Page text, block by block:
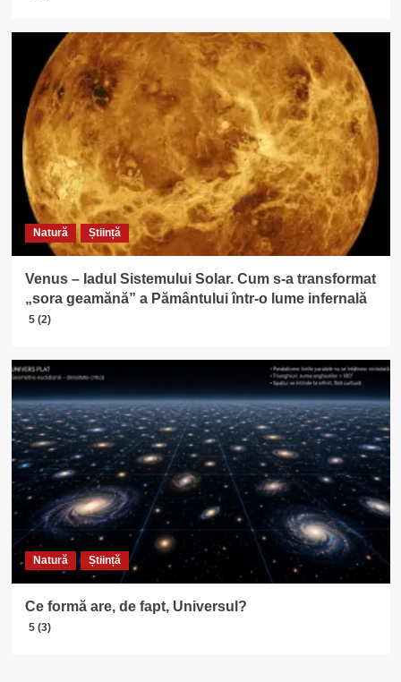
Natură Știință
Venus – Iadul Sistemului Solar. Cum s-a transformat
„sora geamănă” a Pământului într-o lume infernală
5 (2)
Natură Știință
Ce formă are, de fapt, Universul?
5 (3)